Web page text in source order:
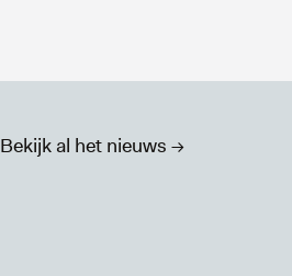
Bekijk al het nieuws ->